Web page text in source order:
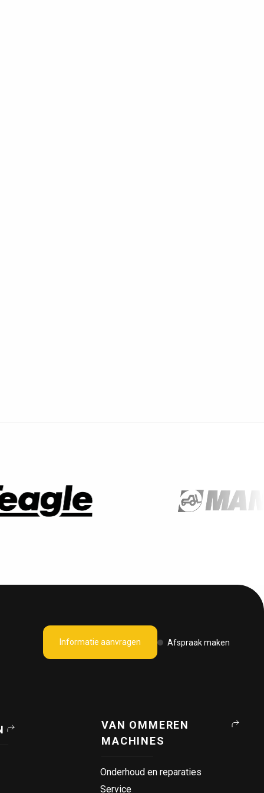
Informatie aanvragen Afspraak maken
VAN OMMEREN
MACHINES
Onderhoud en reparaties
Service